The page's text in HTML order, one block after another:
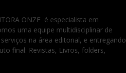
ONZE é especialista em
uma equipe multidisciplinar de
na área editorial, e entregando
final: Revistas, Livros, folders,